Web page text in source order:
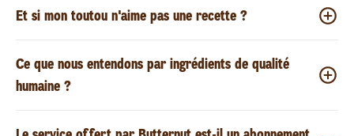
Et si mon toutou n'aime pas une recette ?
Ce que nous entendons par ingrédients de qualité
humaine ?